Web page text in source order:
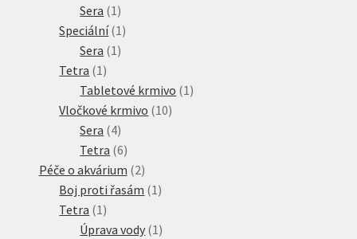
Sera 1 1
produkt
Speciální 1 1
Sera 1 1
Tetra 1 1
produkt
Tabletové krmivo 1 1
Vločkové krmivo 1010
Sera 44
produkty
Tetra 66
produktů
Péče o akvárium 22
produkty
Boj proti řasám 1 1
Tetra 1 1
produkt
Úprava vody 1 1